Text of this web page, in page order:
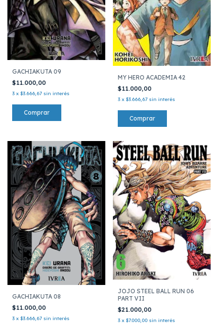
GACHIAKUTA 09
$11.000,00
3 x $3.666,67 sin interés
MY HERO ACADEMIA 42
$11.000,00
3 x $3.666,67 sin interés
GACHIAKUTA 08
$11.000,00
3 x $3.666,67 sin interés
JOJO STEEL BALL RUN 06
PART VII
$21.000,00
3 x $7.000,00 sin interés